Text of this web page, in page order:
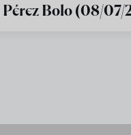
Bolo (08/07/